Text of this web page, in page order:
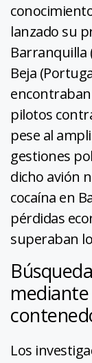
lanzado su
Barranquilla
Beja
pilotos
pese al
gestiones
dicho avión
cocaína en
pérdidas
superaban
Los